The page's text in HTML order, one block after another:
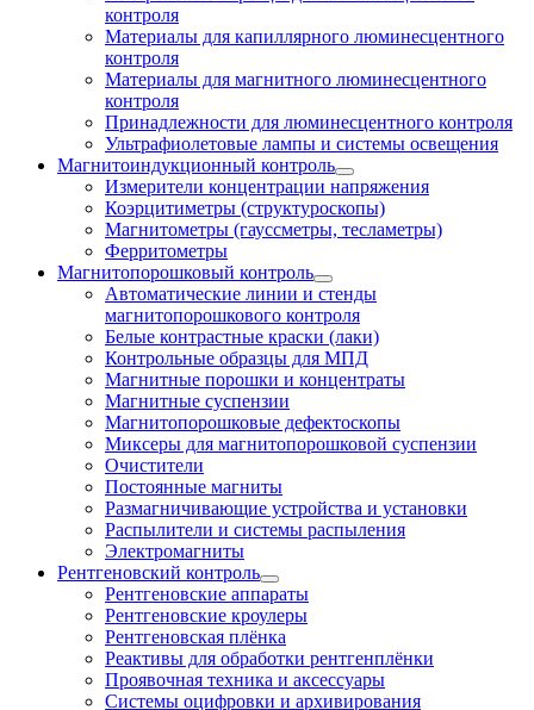
контроля
Материалы для капиллярного люминесцентного
контроля
Материалы для магнитного люминесцентного
контроля
Принадлежности для люминесцентного контроля
Ультрафиолетовые лампы и системы освещения
Магнитоиндукционный контроль
Измерители концентрации напряжения
Коэрцитиметры (структуроскопы)
Магнитометры (гауссметры, тесламетры)
Ферритометры
Магнитопорошковый контроль
Автоматические линии и стенды
магнитопорошкового контроля
Белые контрастные краски (лаки)
Контрольные образцы для МПД
Магнитные порошки и концентраты
Магнитные суспензии
Магнитопорошковые дефектоскопы
Миксеры для магнитопорошковой суспензии
Очистители
Постоянные магниты
Размагничивающие устройства и установки
Распылители и системы распыления
Электромагниты
Рентгеновский контроль
Рентгеновские аппараты
Рентгеновские кроулеры
Рентгеновская плёнка
Реактивы для обработки рентгенплёнки
Проявочная техника и аксессуары
Системы оцифровки и архивирования